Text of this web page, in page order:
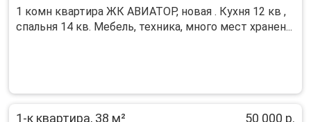
1 комн квартира ЖК АВИАТОР, новая . Кухня 12 кв ,
спальня 14 кв. Мебель, техника, много мест хранен...
1-к квартира, 38 м² 50 000 р.